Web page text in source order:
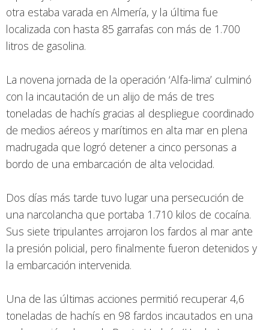
otra estaba varada en Almería, y la última fue
localizada con hasta 85 garrafas con más de 1.700
litros de gasolina.
La novena jornada de la operación ‘Alfa-lima’ culminó
con la incautación de un alijo de más de tres
toneladas de hachís gracias al despliegue coordinado
de medios aéreos y marítimos en alta mar en plena
madrugada que logró detener a cinco personas a
bordo de una embarcación de alta velocidad.
Dos días más tarde tuvo lugar una persecución de
una narcolancha que portaba 1.710 kilos de cocaína.
Sus siete tripulantes arrojaron los fardos al mar ante
la presión policial, pero finalmente fueron detenidos y
la embarcación intervenida.
Una de las últimas acciones permitió recuperar 4,6
toneladas de hachís en 98 fardos incautados en una